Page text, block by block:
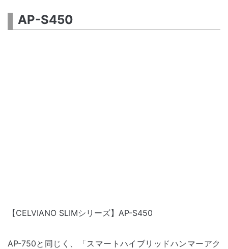
AP-S450
【CELVIANO SLIMシリーズ】AP-S450
AP-750と同じく、「スマートハイブリッドハンマーアク